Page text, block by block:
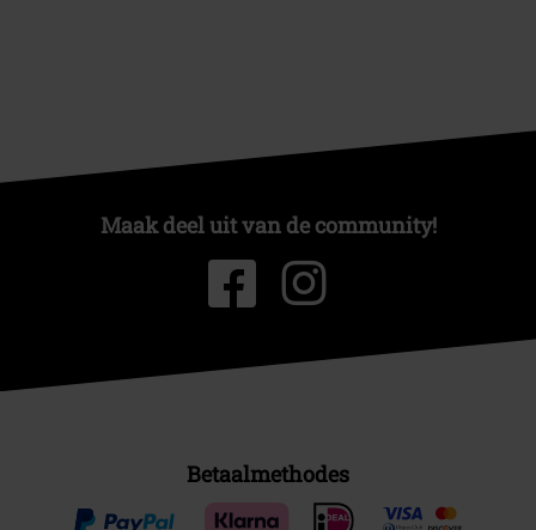
Maak deel uit van de community!
Betaalmethodes